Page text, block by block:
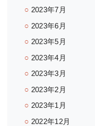
2023年7月
2023年6月
2023年5月
2023年4月
2023年3月
2023年2月
2023年1月
2022年12月